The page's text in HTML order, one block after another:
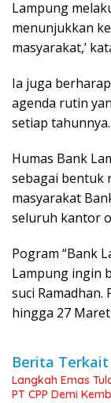
Lampung
menunjukkan
masyarakat,’
Ia juga
agenda rutin
setiap tahunnya.
Humas Bank
sebagai bentuk
masyarakat
seluruh kantor
Pogram “Bank
Lampung ingin
suci
hingga 27 Maret
Berita Terkait
Langkah Emas
PT CPP Demi